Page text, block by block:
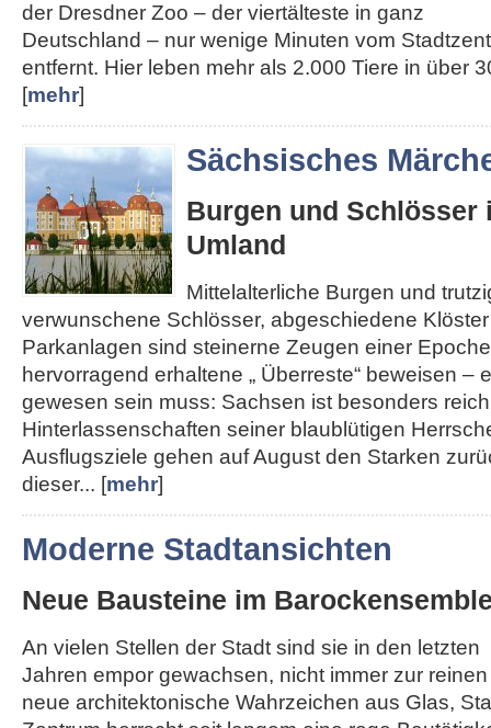
der Dresdner Zoo – der viertälteste in ganz
Deutschland – nur wenige Minuten vom
entfernt. Hier leben mehr als 2.000 Tiere in über
[mehr]
Sächsisches
Burgen und Schlösser
Umland
Mittelalterliche Burgen und
verwunschene Schlösser, abgeschiedene
Parkanlagen sind steinerne Zeugen einer
hervorragend erhaltene „ Überreste“ beweisen –
gewesen sein muss: Sachsen ist besonders
Hinterlassenschaften seiner blaublütigen
Ausflugsziele gehen auf August den Starken
dieser... [mehr]
Moderne Stadtansichten
Neue Bausteine im
An vielen Stellen der Stadt sind sie in den letzten
Jahren empor gewachsen, nicht immer zur
neue architektonische Wahrzeichen aus Glas,